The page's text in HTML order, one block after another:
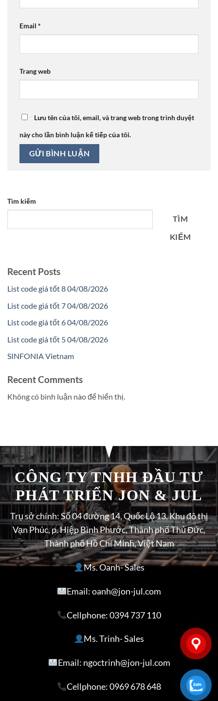
Email *
Trang web
Lưu tên của tôi, email, và trang web trong trình duyệt
này cho lần bình luận kế tiếp của tôi.
Tìm kiếm
TÌM
KIẾM
Recent Posts
List code giá tốt 8 04/08/2026
List code giá tốt 7 04/08/2026
List code giá tốt 6 04/08/2026
List code giá tốt 5 04/08/2026
SINFONIA Vietnam
Recent Comments
Không có bình luận nào để hiển thị.
CÔNG TY TNHH ĐẦU TƯ
PHÁT TRIỂN JON & JUL
Trụ sở chính: Số 04 đường 14, Quốc Lộ 13, Khu đô thị
Vạn Phúc, p. Hiệp Bình Phước, Thành phố Thủ Đức,
Thành phố Hồ Chí Minh, Việt Nam
Ms. Oanh- Sales
Email: oanh@jon-jul.com
Cellphone:0394 737 110
Ms. Trinh- Sales
Email: ngoctrinh@jon-jul.com
Cellphone:0969 678 648